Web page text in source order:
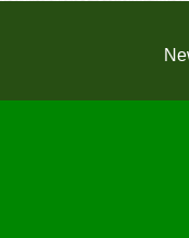
必备资
期！
料